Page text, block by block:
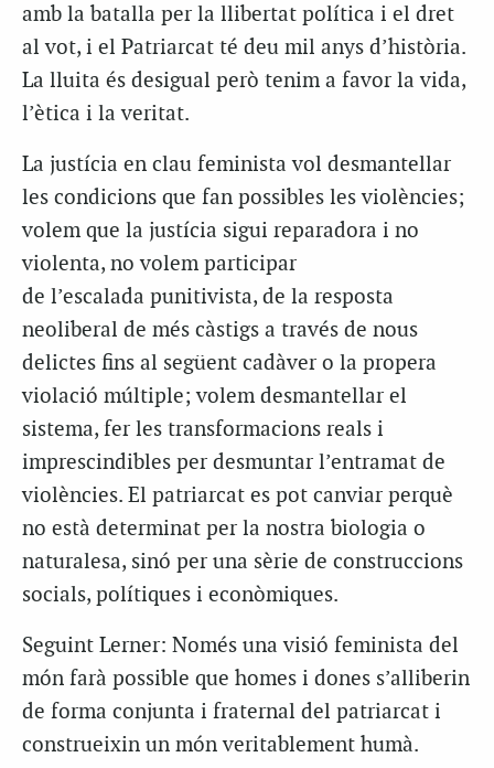
amb la batalla per la llibertat política i el dret
al vot, i el Patriarcat té deu mil anys d’història.
La lluita és desigual però tenim a favor la vida,
l’ètica i la veritat.
La justícia en clau feminista vol desmantellar
les condicions que fan possibles les violències;
volem que la justícia sigui reparadora i no
violenta, no volem participar
de l’escalada punitivista, de la resposta
neoliberal de més càstigs a través de nous
delictes fins al següent cadàver o la propera
violació múltiple; volem desmantellar el
sistema, fer les transformacions reals i
imprescindibles per desmuntar l’entramat de
violències. El patriarcat es pot canviar perquè
no està determinat per la nostra biologia o
naturalesa, sinó per una sèrie de construccions
socials, polítiques i econòmiques.
Seguint Lerner: Només una visió feminista del
món farà possible que homes i dones s’alliberin
de forma conjunta i fraternal del patriarcat i
construeixin un món veritablement humà.